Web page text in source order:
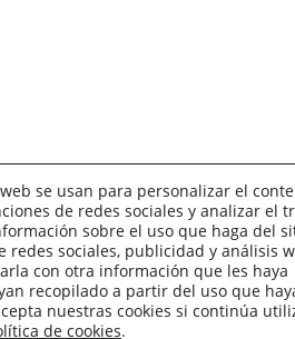
se usan para personalizar el
de redes sociales y analizar el
sobre el uso que haga del
redes sociales, publicidad y análisis
con otra información que les haya
recopilado a partir del uso que
nuestras cookies si continúa
de cookies.